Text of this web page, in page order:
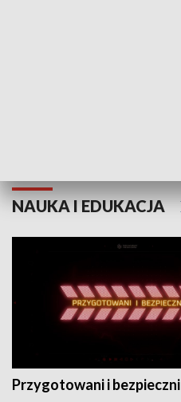
NAUKA I EDUKACJA
Przygotowani i bezpieczni